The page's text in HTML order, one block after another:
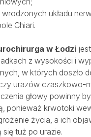
układu
Chiari.
w Łodzi
z wysokości i
w których doszło
urazów czaszkowo-
głowy powinny
ponieważ krwotoki
życia, a ich
tuż po urazie.